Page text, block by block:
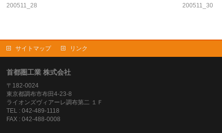
200511_28 200511_30
サイトマップ リンク
首都圏工業 株式会社
〒182-0024
東京都調布市布田4-23-8
ライオンズヴィアーレ調布第二 １Ｆ
TEL : 042-489-1118
FAX : 042-488-0008